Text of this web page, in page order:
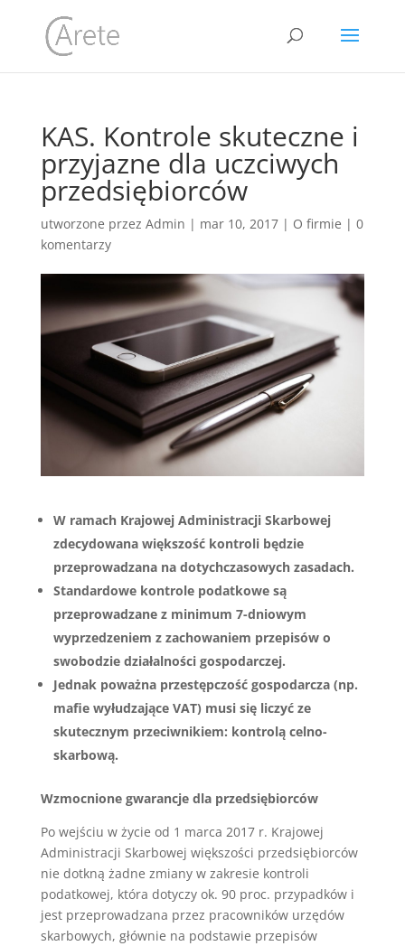
KAS. Kontrole skuteczne i
przyjazne dla uczciwych
przedsiębiorców
utworzone przez Admin | mar 10, 2017| O firmie | 0
komentarzy
W ramach Krajowej Administracji Skarbowej
zdecydowana większość kontroli będzie
przeprowadzana na dotychczasowych zasadach.
Standardowe kontrole podatkowe są
przeprowadzane z minimum 7-dniowym
wyprzedzeniem z zachowaniem przepisów o
swobodzie działalności gospodarczej.
Jednak poważna przestępczość gospodarcza (np.
mafie wyłudzające VAT) musi się liczyć ze
skutecznym przeciwnikiem: kontrolą celno-
skarbową.
Wzmocnione gwarancje dla przedsiębiorców
Po wejściu w życie od 1 marca 2017 r. Krajowej
Administracji Skarbowej większości przedsiębiorców
nie dotkną żadne zmiany w zakresie kontroli
podatkowej, która dotyczy ok. 90 proc. przypadków i
jest przeprowadzana przez pracowników urzędów
skarbowych, głównie na podstawie przepisów